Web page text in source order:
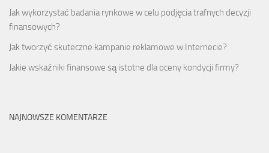
Jak wykorzystać badania rynkowe w celu podjęcia trafnych decyzji
finansowych?
Jak tworzyć skuteczne kampanie reklamowe w Internecie?
Jakie wskaźniki finansowe są istotne dla oceny kondycji firmy?
NAJNOWSZE KOMENTARZE